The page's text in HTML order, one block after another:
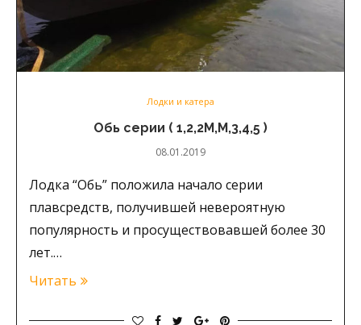
Лодки и катера
Обь серии ( 1,2,2М,М,3,4,5 )
08.01.2019
Лодка “Обь” положила начало серии
плавсредств, получившей невероятную
популярность и просуществовавшей более 30
лет.…
Читать